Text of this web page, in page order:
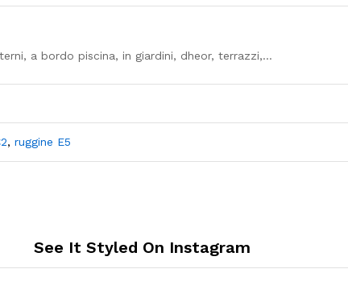
a bordo piscina, in giardini, dheor, terrazzi,…
, ruggine E5
See It Styled On Instagram